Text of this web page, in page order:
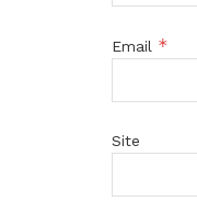
Email *
Site